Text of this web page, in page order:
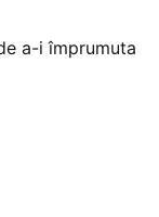
a-i împrumuta